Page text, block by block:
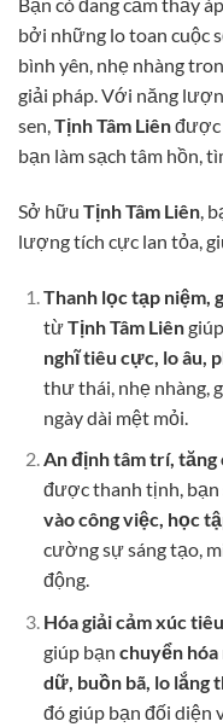
bởi những lo toan cuộc
bình yên, nhẹ nhàng
giải pháp. Với năng
sen,Tịnh Tâm Liênđược
bạn làm sạch tâm hồn,
Sở hữu Tịnh Tâm Liên,
lượng tích cực lan tỏa,
Thanh lọc tạp niệm,
từTịnh Tâm Liêngiúp
nghĩ tiêu cực, lo âu,
thư thái, nhẹ nhàng,
ngày dài mệt mỏi.
An định tâm trí,
được thanh tịnh, bạn
vào công việc, học
cường sự sáng tạo,
động.
Hóa giải cảm xúc
giúp bạn chuyển
dữ, buồn bã, lo lắng
đó giúp bạn đối diện